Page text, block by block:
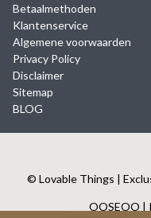
Betaalmethoden
Klantenservice
Algemene voorwaarden
Privacy Policy
Disclaimer
Sitemap
BLOG
© Lovable Things |
OOSEOO |